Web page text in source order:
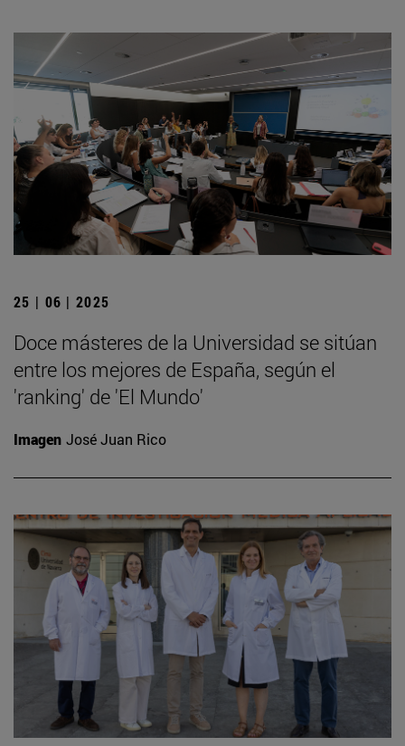
25 | 06 | 2025
Doce másteres de la Universidad se sitúan
entre los mejores de España, según el
'ranking' de 'El Mundo'
Imagen José Juan Rico